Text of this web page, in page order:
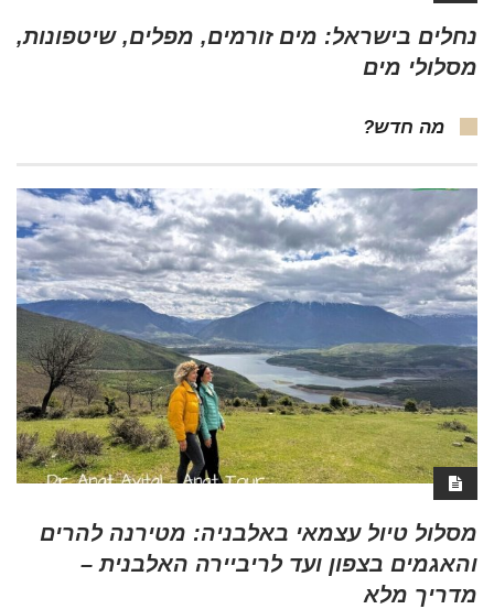
נחלים בישראל: מים זורמים, מפלים, שיטפונות,
מסלולי מים
מה חדש?
מסלול טיול עצמאי באלבניה: מטירנה להרים
והאגמים בצפון ועד לריביירה האלבנית –
מדריך מלא